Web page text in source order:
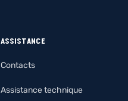
ASSISTANCE
Contacts
Assistance technique